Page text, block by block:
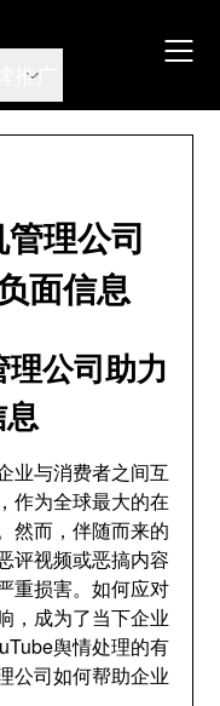
广
理公司
面信息
公司助力
业与消费者之间互
作为全球最大的在
然而，伴随而来的
评视频或恶搞内容
重损害。如何应对
，成为了当下企业
舆情处理的有
公司如何帮助企业